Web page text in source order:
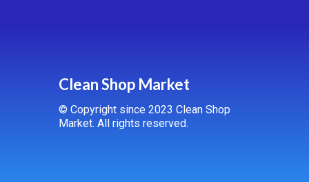
Clean Shop Market
© Copyright since 2023 Clean Shop
Market. All rights reserved.